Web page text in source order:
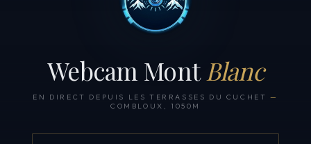
Webcam Mont Blanc
EN DIRECT DEPUIS LES TERRASSES DU CUCHET —
COMBLOUX, 1050M